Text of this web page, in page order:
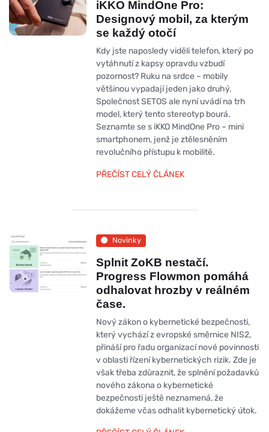
iKKO MindOne Pro:
Designový mobil, za kterým
se každý otočí
Kdy jste naposledy viděli telefon, který po
vytáhnutí z kapsy opravdu vzbudí
pozornost? Ruku na srdce – mobily
většinou vypadají jeden jako druhý.
Společnost SETOS ale nyní uvádí na trh
model, který tento stereotyp bourá.
Seznamte se s iKKO MindOne Pro – mini
smartphonem, jenž je ztělesněním
revolučního přístupu k mobilitě.
PŘEČÍST CELÝ ČLÁNEK
Novinky
Splnit ZoKB nestačí.
Progress Flowmon pomáhá
odhalovat hrozby v reálném
čase.
Nový zákon o kybernetické bezpečnosti,
který vychází z evropské směrnice NIS2,
přináší pro řadu organizací nové povinnosti
v oblasti řízení kybernetických rizik. Zde je
však třeba zdůraznit, že splnění požadavků
nového zákona o kybernetické
bezpečnosti ještě neznamená, že
dokážeme včas odhalit kybernetický útok.